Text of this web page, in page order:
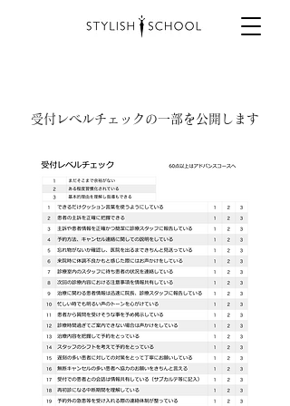
受付レベルチェックの一部を公開します